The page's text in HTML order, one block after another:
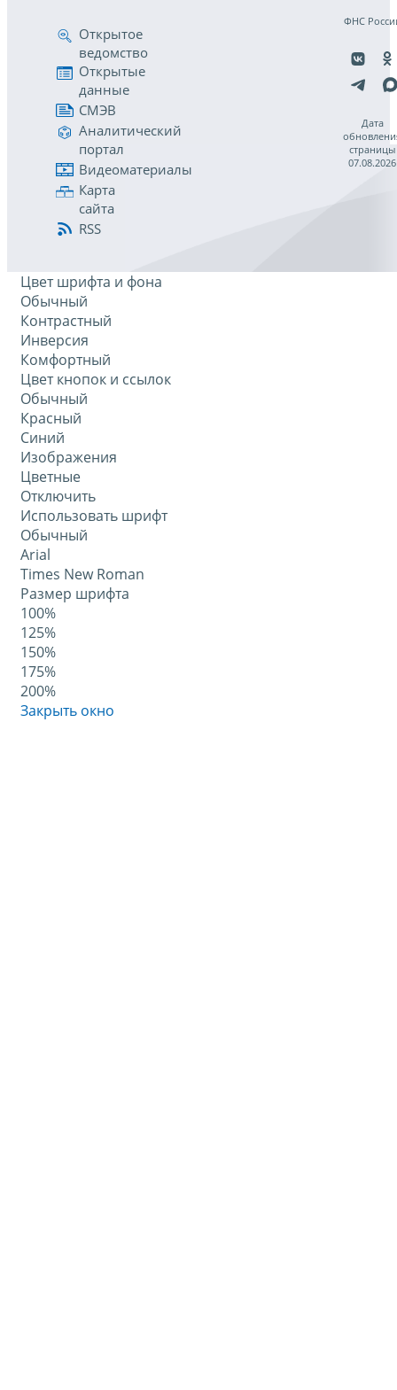
Открытое
ведомство
Открытые
данные
СМЭВ
Аналитический
портал
Видеоматериалы
Карта
сайта
RSS
ФНС
Дата
страницы
07.08.2026
Цвет шрифта и фона
Обычный
Контрастный
Инверсия
Комфортный
Цвет кнопок и ссылок
Обычный
Красный
Синий
Изображения
Цветные
Отключить
Использовать шрифт
Обычный
Arial
Times New Roman
Размер шрифта
100%
125%
150%
175%
200%
Закрыть окно